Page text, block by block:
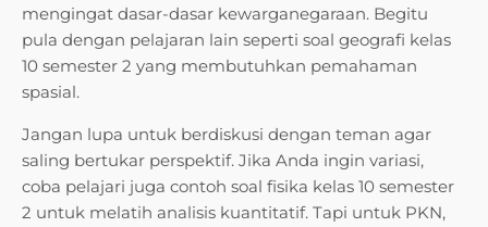
mengingat dasar-dasar kewarganegaraan. Begitu
pula dengan pelajaran lain seperti soal geografi kelas
10 semester 2 yang membutuhkan pemahaman
spasial.
Jangan lupa untuk berdiskusi dengan teman agar
saling bertukar perspektif. Jika Anda ingin variasi,
coba pelajari juga contoh soal fisika kelas 10 semester
2 untuk melatih analisis kuantitatif. Tapi untuk PKN,